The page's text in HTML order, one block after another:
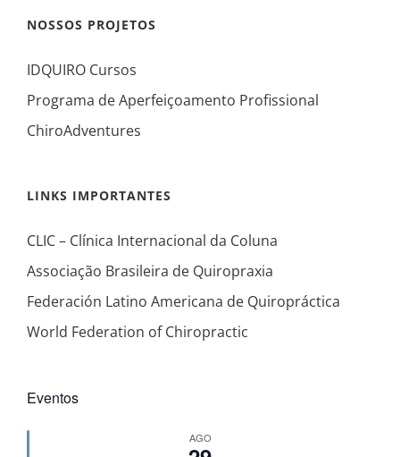
NOSSOS PROJETOS
IDQUIRO Cursos
Programa de Aperfeiçoamento Profissional
ChiroAdventures
LINKS IMPORTANTES
CLIC – Clínica Internacional da Coluna
Associação Brasileira de Quiropraxia
Federación Latino Americana de Quiropráctica
World Federation of Chiropractic
Eventos
AGO